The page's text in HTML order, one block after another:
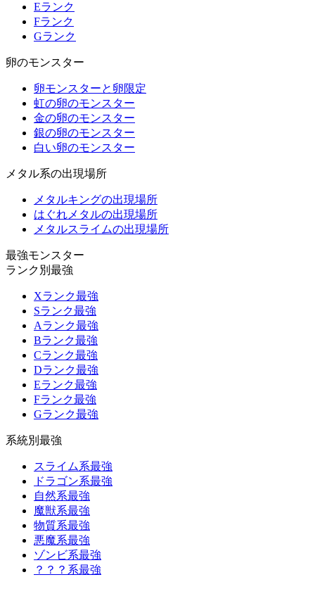
Eランク
Fランク
Gランク
卵のモンスター
卵モンスターと卵限定
虹の卵のモンスター
金の卵のモンスター
銀の卵のモンスター
白い卵のモンスター
メタル系の出現場所
メタルキングの出現場所
はぐれメタルの出現場所
メタルスライムの出現場所
最強モンスター
ランク別最強
Xランク最強
Sランク最強
Aランク最強
Bランク最強
Cランク最強
Dランク最強
Eランク最強
Fランク最強
Gランク最強
系統別最強
スライム系最強
ドラゴン系最強
自然系最強
魔獣系最強
物質系最強
悪魔系最強
ゾンビ系最強
？？？系最強